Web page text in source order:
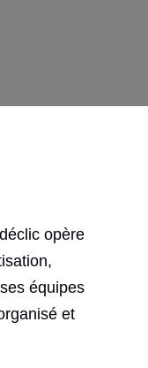
opère
équipes
et